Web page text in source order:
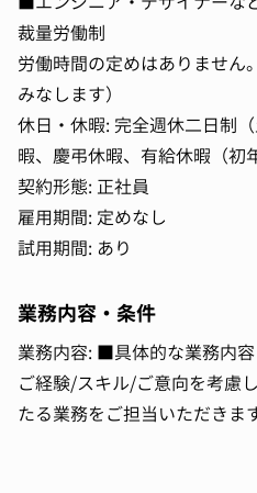
裁量労働制
労働時間の定めはありません
みなします）
休日・休暇: 完全週休二日制
暇、慶弔休暇、有給休暇（初
契約形態: 正社員
雇用期間: 定めなし
試用期間: あり
業務内容・条件
業務内容: ■具体的な業務内容
ご経験/スキル/ご意向を考慮
たる業務をご担当いただきま